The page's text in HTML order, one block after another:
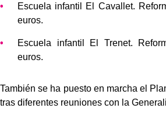
Escuela infantil El Cavallet.
euros.
Escuela infantil El Trenet.
euros.
También se ha puesto en marcha el
tras diferentes reuniones con la